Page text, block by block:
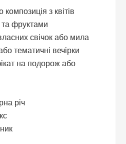
з квітів
фруктами
свічок або мила
тематичні вечірки
на подорож або
річ